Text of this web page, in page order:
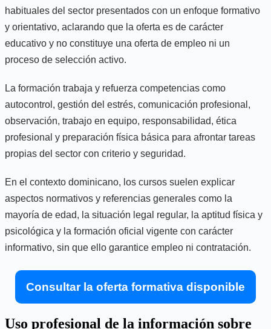
habituales del sector presentados con un enfoque formativo
y orientativo, aclarando que la oferta es de carácter
educativo y no constituye una oferta de empleo ni un
proceso de selección activo.
La formación trabaja y refuerza competencias como
autocontrol, gestión del estrés, comunicación profesional,
observación, trabajo en equipo, responsabilidad, ética
profesional y preparación física básica para afrontar tareas
propias del sector con criterio y seguridad.
En el contexto dominicano, los cursos suelen explicar
aspectos normativos y referencias generales como la
mayoría de edad, la situación legal regular, la aptitud física y
psicológica y la formación oficial vigente con carácter
informativo, sin que ello garantice empleo ni contratación.
Consultar la oferta formativa disponible
Uso profesional de la información sobre